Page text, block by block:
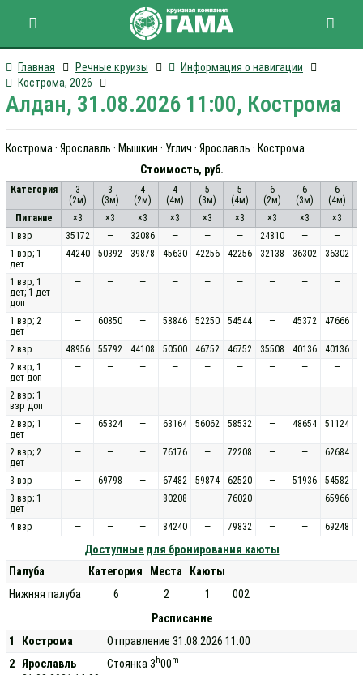
Главная Речные круизы
Информация о навигации
Кострома, 2026
Алдан, 31.08.2026 11:00, Кострома
Кострома · Ярославль · Мышкин · Углич · Ярославль · Кострома
Стоимость, руб.
Категория
3
(2м)
3
(3м)
4
(2м)
4
(4м)
5
(3м)
5
(4м)
6
(2м)
6
(3м)
6
(4м)
Питание
×3 ×3 ×3 ×3 ×3 ×3 ×3 ×3
×3
1 взр
35172 — 32086 — — — 24810 — —
1 взр; 1
дет
44240 50392 39878 45630 42256 42256 32138 36302 36302
1 взр; 1
дет; 1 дет
доп
— — — — — — — — —
1 взр; 2
дет
— 60850 — 58846 52250 54544 — 45372 47666
2 взр 48956 55792 44108 50500 46752 46752 35508 40136 40136
2 взр; 1
дет доп
— — — — — — — — —
2 взр; 1
взр доп
— — — — — — — — —
2 взр; 1
дет
— 65324 — 63164 56062 58532 — 48654 51124
2 взр; 2
дет
— — — 76176 — 72208 — — 62684
3 взр — 69798 — 67482 59874 62520 — 51936
54582
3 взр; 1
дет
— — — 80208 — 76020 — — 65966
4 взр — — — 84240 — 79832 — — 69248
Доступные для бронирования каюты
Палуба
Категория Места
Каюты
Нижняя палуба
6 2 1
002
Расписание
1
Кострома
Отправление 31.08.2026 11:00
2
Ярославль
Стоянка 3 h00m